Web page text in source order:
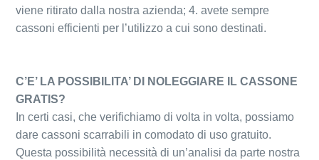
viene ritirato dalla nostra azienda; 4. avete sempre
cassoni efficienti per l’utilizzo a cui sono destinati.
C’E’ LA POSSIBILITA’ DI NOLEGGIARE IL CASSONE
GRATIS?
In certi casi, che verifichiamo di volta in volta, possiamo
dare cassoni scarrabili in comodato di uso gratuito.
Questa possibilità necessità di un’analisi da parte nostra